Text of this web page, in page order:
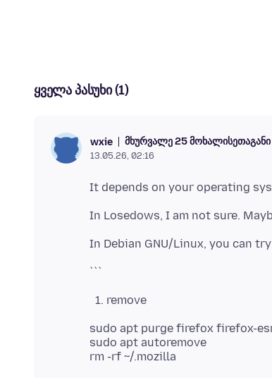
ყველა პასუხი (1)
wxie მხურვალე 25 მოხალისეთაგანი
13.05.26, 02:16
remove
sudo apt purge firefox firefox-
sudo apt autoremove